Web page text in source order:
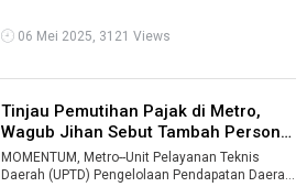
06 Mei 2025, 3121 Views
Tinjau Pemutihan Pajak di Metro,
Wagub Jihan Sebut Tambah Persone
...
MOMENTUM, Metro--Unit Pelayanan Teknis
Daerah (UPTD) Pengelolaan Pendapatan Daerah